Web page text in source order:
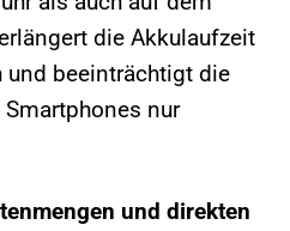
die Akkulaufzeit
und beeinträchtigt die
nur
und direkten